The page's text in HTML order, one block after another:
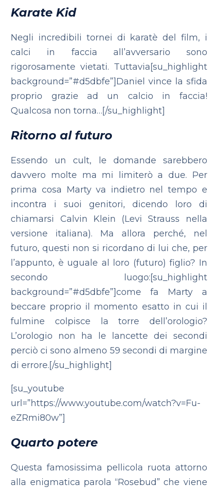
Karate Kid
Negli incredibili tornei di karatè del film, i
calci in faccia all’avversario sono
rigorosamente vietati. Tuttavia[su_highlight
background=”#d5dbfe”]Daniel vince la sfida
proprio grazie ad un calcio in faccia!
Qualcosa non torna…[/su_highlight]
Ritorno al futuro
Essendo un cult, le domande sarebbero
davvero molte ma mi limiterò a due. Per
prima cosa Marty va indietro nel tempo e
incontra i suoi genitori, dicendo loro di
chiamarsi Calvin Klein (Levi Strauss nella
versione italiana). Ma allora perché, nel
futuro, questi non si ricordano di lui che, per
l’appunto, è uguale al loro (futuro) figlio? In
secondo luogo:[su_highlight
background=”#d5dbfe”]come fa Marty a
beccare proprio il momento esatto in cui il
fulmine colpisce la torre dell’orologio?
L’orologio non ha le lancette dei secondi
perciò ci sono almeno 59 secondi di margine
di errore.[/su_highlight]
[su_youtube
url=”https://www.youtube.com/watch?v=Fu-
eZRmi80w”]
Quarto potere
Questa famosissima pellicola ruota attorno
alla enigmatica parola “Rosebud” che viene